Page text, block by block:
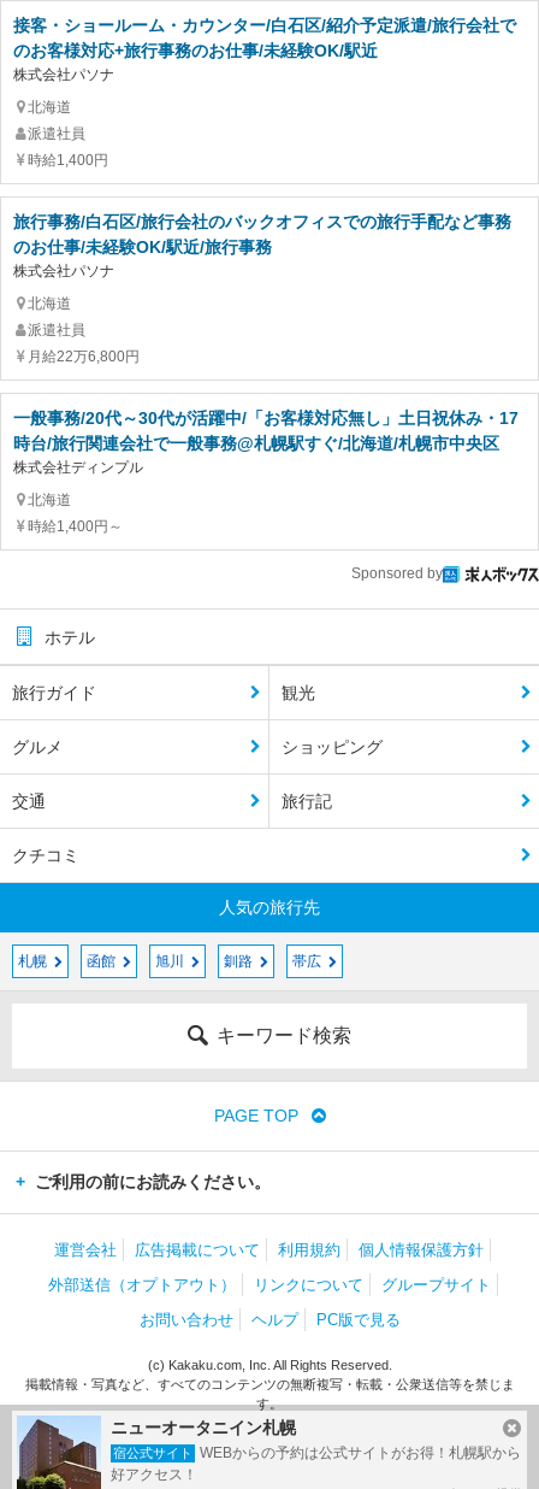
接客・ショールーム・カウンター/白石区/紹介予定派遣/旅行会社で
のお客様対応+旅行事務のお仕事/未経験OK/駅近
株式会社パソナ
北海道
派遣社員
時給1,400円
旅行事務/白石区/旅行会社のバックオフィスでの旅行手配など事務
のお仕事/未経験OK/駅近/旅行事務
株式会社パソナ
北海道
派遣社員
月給22万6,800円
一般事務/20代～30代が活躍中/「お客様対応無し」土日祝休み・17
時台/旅行関連会社で一般事務@札幌駅すぐ/北海道/札幌市中央区
株式会社ディンプル
北海道
時給1,400円～
Sponsored by
ニューオータニイン札幌
宿公式サイト
WEBからの予約は公式サイトがお得！札幌駅から
好アクセス！
ホテル
旅行ガイド 観光
グルメ ショッピング
交通 旅行記
クチコミ
人気の旅行先
札幌 函館 旭川 釧路 帯広
キーワード検索
PAGE TOP
ご利用の前にお読みください。
運営会社 広告掲載について 利用規約
個人情報保護方針
外部送信（オプトアウト）
リンクについて
グループサイト
お問い合わせ
ヘルプ PC版で見る
(c) Kakaku.com, Inc. All Rights Reserved.
掲載情報・写真など、すべてのコンテンツの無断複写・転載・公衆送信等を禁じま
す。